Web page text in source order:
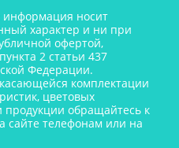
информация носит
характер и ни при
офертой,
2 статьи 437
Федерации.
комплектации
цветовых
продукции обращайтесь к
сайте телефонам или на